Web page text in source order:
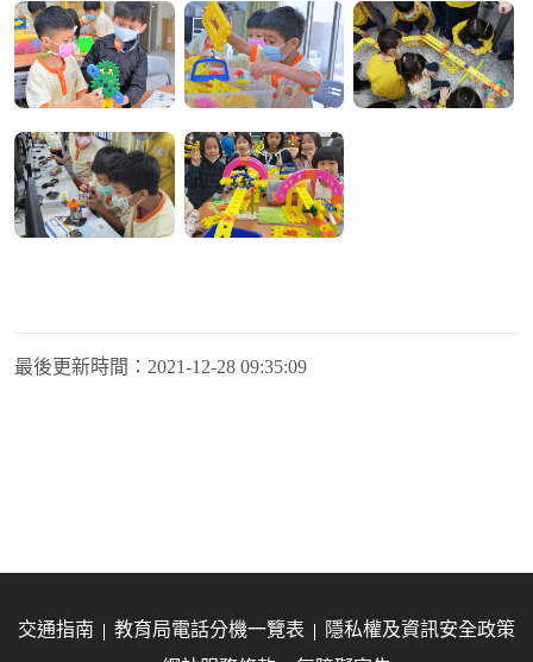
最後更新時間： 2021-12-28 09:35:09
交通指南 教育局電話分機一覽表
隱私權及資訊安全政策